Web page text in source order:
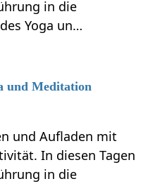
in die
Yoga un…
und Meditation
und Aufladen mit
In diesen Tagen
in die